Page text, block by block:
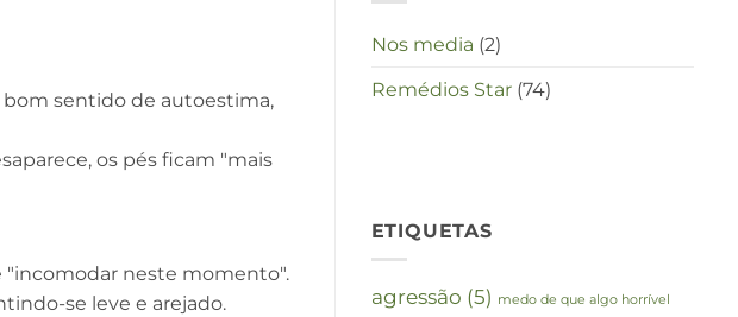
bom sentido de autoestima,
os pés ficam "mais
"incomodar neste momento".
se leve e arejado.
Nos media (2)
Remédios Star(74)
ETIQUETAS
agressão (5) medo de que algo horrível